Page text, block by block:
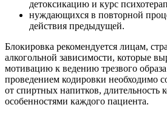
детоксикацию и курс
нуждающихся в повторной
действия предыдущей.
Блокировка рекомендуется лицам,
алкогольной зависимости, которые
мотивацию к ведению трезвого
проведением кодировки необходимо
от спиртных напитков, длительность
особенностями каждого пациента.